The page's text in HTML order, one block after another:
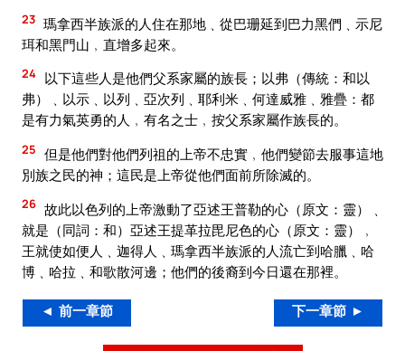
23 瑪拿西半族派的人住在那地﹑從巴珊延到巴力黑們﹑示尼
珥和黑門山﹐直增多起來。
24 以下這些人是他們父系家屬的族長；以弗（傳統：和以
弗）﹑以示﹑以列﹑亞次列﹑耶利米﹑何達威雅﹑雅疊：都
是有力氣英勇的人﹐有名之士﹐按父系家屬作族長的。
25 但是他們對他們列祖的上帝不忠實﹐他們變節去服事這地
別族之民的神；這民是上帝從他們面前所除滅的。
26 故此以色列的上帝激動了亞述王普勒的心（原文：靈）﹑
就是（同詞：和）亞述王提革拉毘尼色的心（原文：靈）﹐
王就使如便人﹑迦得人﹑瑪拿西半族派的人流亡到哈臘﹑哈
博﹑哈拉﹑和歌散河邊；他們的後裔到今日還在那裡。
◄ 前一章節 下一章節 ►